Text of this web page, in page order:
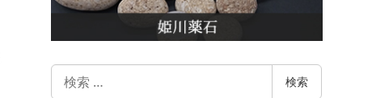
検
検索